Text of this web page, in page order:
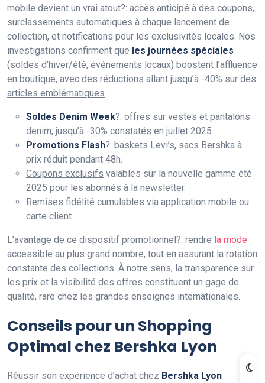
mobile devient un vrai atout?: accès anticipé à des coupons,
surclassements automatiques à chaque lancement de
collection, et notifications pour les exclusivités locales. Nos
investigations confirment que les journées spéciales
(soldes d’hiver/été, événements locaux) boostent l’affluence
en boutique, avec des réductions allant jusqu’à -40% sur des
articles emblématiques
Soldes Denim Week?: offres sur vestes et pantalons
denim, jusqu’à -30% constatés en juillet 2025.
Promotions Flash?: baskets Levi’s, sacs Bershka à
prix réduit pendant 48h.
Coupons exclusifs valables sur la nouvelle gamme été
2025 pour les abonnés à la newsletter.
Remises fidélité cumulables via application mobile ou
carte client.
L’avantage de ce dispositif promotionnel?: rendre la mode
accessible au plus grand nombre, tout en assurant la rotation
constante des collections. À notre sens, la transparence sur
les prix et la visibilité des offres constituent un gage de
qualité, rare chez les grandes enseignes internationales.
Conseils pour un Shopping
Optimal chez Bershka Lyon
Réussir son expérience d’achat chez Bershka Lyon